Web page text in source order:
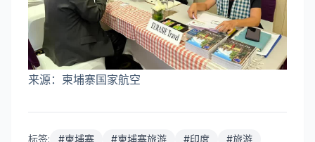
来源：柬埔寨国家航空
标签: #柬埔寨 #柬埔寨旅游 #印度 #旅游